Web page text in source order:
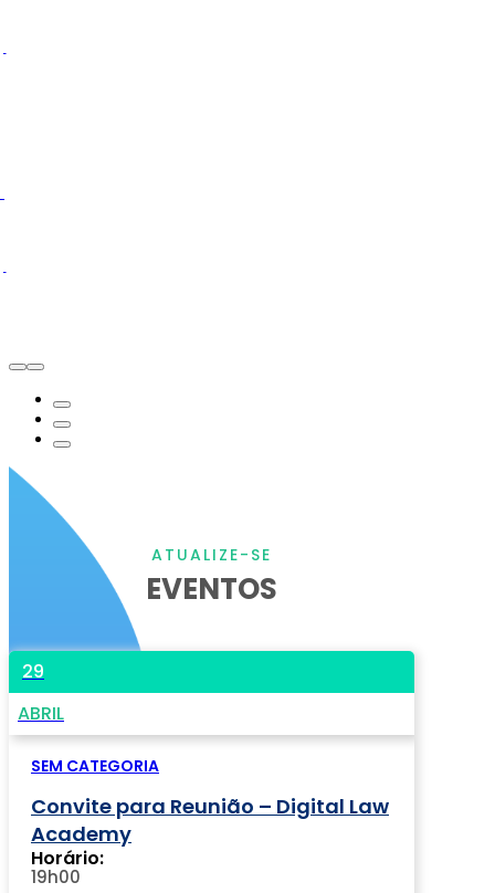
ATUALIZE-SE
EVENTOS
29
ABRIL
SEM CATEGORIA
Convite para Reunião – Digital Law
Academy
Horário:
19h00